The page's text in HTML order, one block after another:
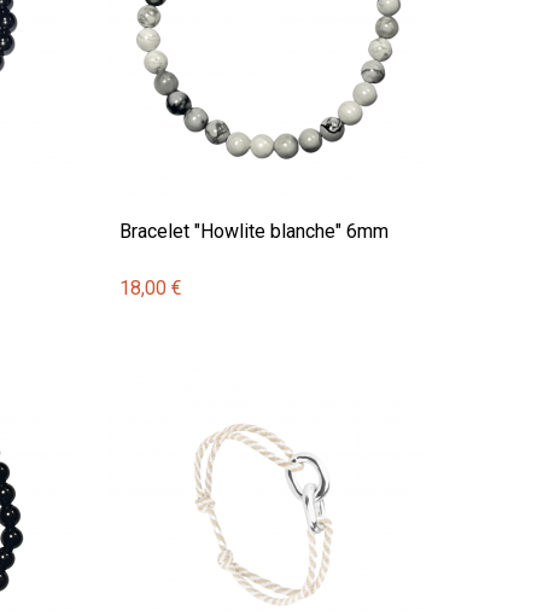
Bracelet "Howlite blanche" 6mm
18,00 €